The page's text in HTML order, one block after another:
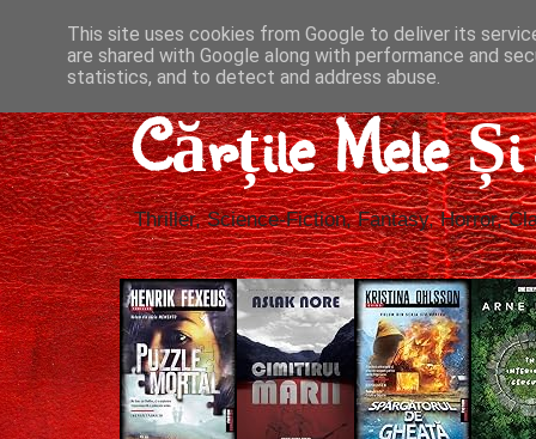
Cărțile Mele
Thriller, Science-Fiction, Fantasy, Horror,
This site uses cookies from Google to deliver its
are shared with Google along with performance and
statistics, and to detect and address abuse.